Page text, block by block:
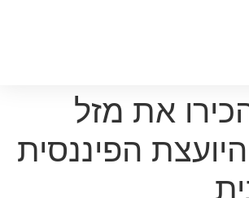
2-הכירו את מזל
הפיננסית